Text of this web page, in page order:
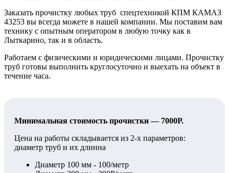
Заказать прочистку любых труб спецтехникой КПМ КАМАЗ
43253 вы всегда можете в нашей компании. Мы поставим вам
технику с опытным оператором в любую точку как в
Лыткарино, так и в область.
Работаем с физическими и юридическими лицами. Прочистку
труб готовы выполнить круглосуточно и выехать на объект в
течение часа.
Минимальная стоимость прочистки — 7000Р.
Цена на работы складывается из 2-х параметров:
диаметр труб и их длинна
Диаметр 100 мм - 100/метр